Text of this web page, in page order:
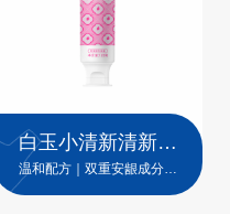
白玉小清新清新美
白牙膏
温和配方｜双重安龈成分｜